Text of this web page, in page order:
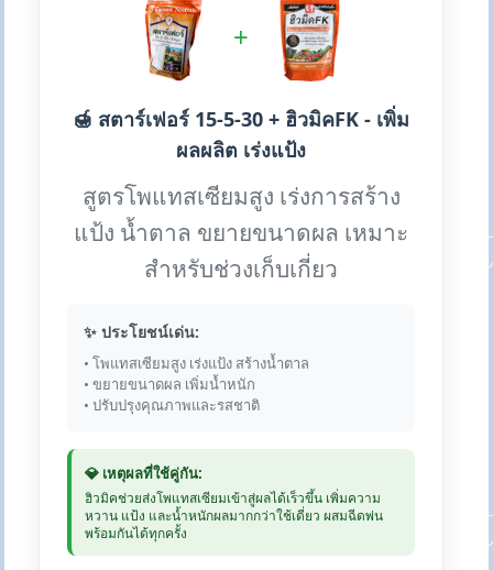
+
🍯 สตาร์เฟอร์ 15-5-30 + ฮิวมิคFK - เพิ่ม
ผลผลิต เร่งแป้ง
สูตรโพแทสเซียมสูง เร่งการสร้าง
แป้ง น้ำตาล ขยายขนาดผล เหมาะ
สำหรับช่วงเก็บเกี่ยว
✨ ประโยชน์เด่น:
• โพแทสเซียมสูง เร่งแป้ง สร้างน้ำตาล
• ขยายขนาดผล เพิ่มน้ำหนัก
• ปรับปรุงคุณภาพและรสชาติ
💎 เหตุผลที่ใช้คู่กัน:
ฮิวมิคช่วยส่งโพแทสเซียมเข้าสู่ผลได้เร็วขึ้น เพิ่มความ
หวาน แป้ง และน้ำหนักผลมากกว่าใช้เดี่ยว ผสมฉีดพ่น
พร้อมกันได้ทุกครั้ง